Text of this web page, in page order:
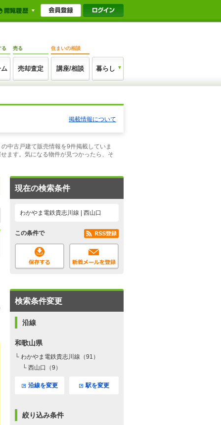
る 売る
売却査定
住まいの相談
講座/相談 暮らし
掲載情報について
中古戸建て販売情報を9件掲載していま
ます。気になる物件が見つかったら、そ
現在の検索条件
わかやま電鉄貴志川線 | 西山口
この条件で
検索条件変更
沿線
和歌山県
└ わかやま電鉄貴志川線（91）
└ 西山口（9）
沿線を変更 駅を変更
絞り込み条件